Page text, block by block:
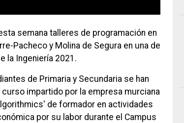
semana talleres de programación en
Pacheco y Molina de Segura en una de
la Ingeniería 2021.
de Primaria y Secundaria se han
impartido por la empresa murciana
de formador en actividades
por su labor durante el Campus